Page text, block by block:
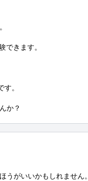
できます。
。
か？
うがいいかもしれません。